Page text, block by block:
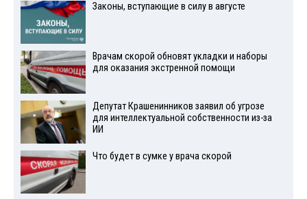
Законы, вступающие в силу в августе
Врачам скорой обновят укладки и наборы
для оказания экстренной помощи
Депутат Крашенинников заявил об угрозе
для интеллектуальной собственности из-за
ИИ
Что будет в сумке у врача скорой